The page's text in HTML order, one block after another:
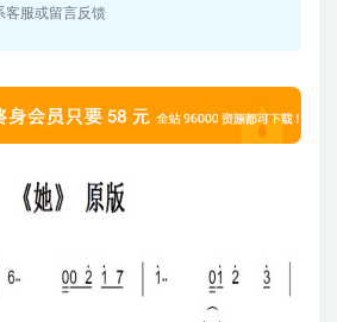
客服或留言反馈